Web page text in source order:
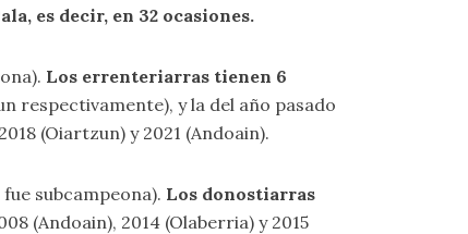
es decir, en 32 ocasiones.
Los errenteriarras tienen 6
respectivamente), y la del año pasado
(Oiartzun) y 2021 (Andoain).
subcampeona). Los donostiarras
(Andoain), 2014 (Olaberria) y 2015